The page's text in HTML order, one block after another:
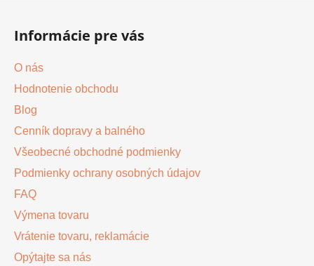
Informácie pre vás
O nás
Hodnotenie obchodu
Blog
Cenník dopravy a balného
Všeobecné obchodné podmienky
Podmienky ochrany osobných údajov
FAQ
Výmena tovaru
Vrátenie tovaru, reklamácie
Opýtajte sa nás